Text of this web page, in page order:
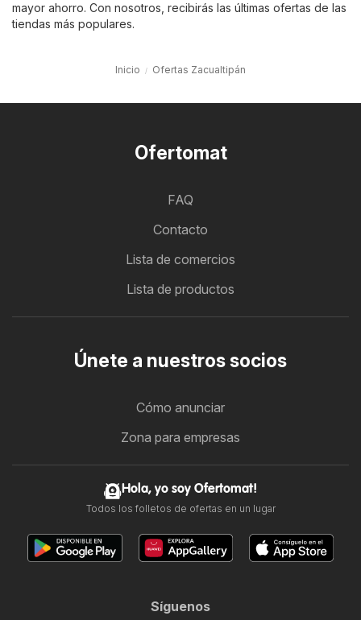
mayor ahorro. Con nosotros, recibirás las últimas ofertas de las
tiendas más populares.
Inicio Ofertas Zacualtipán
Ofertomat
FAQ
Contacto
Lista de comercios
Lista de productos
Únete a nuestros socios
Cómo anunciar
Zona para empresas
Hola, yo soy Ofertomat!
Todos los folletos de ofertas en un lugar
Síguenos